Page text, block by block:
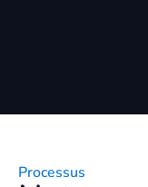
Processus